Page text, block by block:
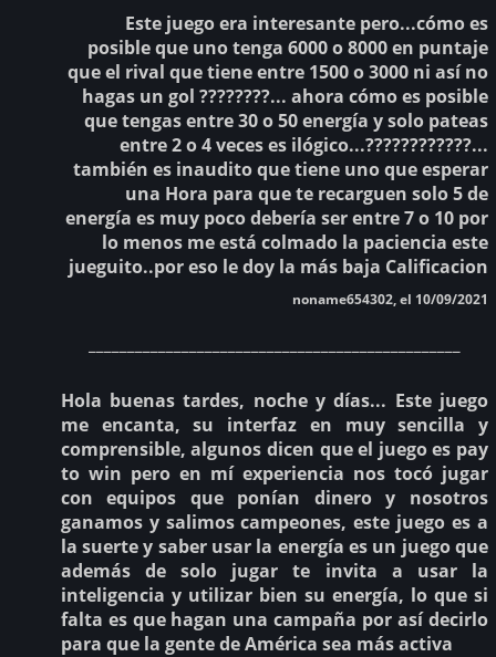
Este juego era interesante pero...cómo es
posible que uno tenga 6000 o 8000 en puntaje
que el rival que tiene entre 1500 o 3000 ni así no
hagas un gol ????????... ahora cómo es posible
que tengas entre 30 o 50 energía y solo pateas
entre 2 o 4 veces es ilógico...????????????...
también es inaudito que tiene uno que esperar
una Hora para que te recarguen solo 5 de
energía es muy poco debería ser entre 7 o 10 por
lo menos me está colmado la paciencia este
jueguito..por eso le doy la más baja Calificacion
noname654302, el 10/09/2021
Hola buenas tardes, noche y días... Este juego
me encanta, su interfaz en muy sencilla y
comprensible, algunos dicen que el juego es pay
to win pero en mí experiencia nos tocó jugar
con equipos que ponían dinero y nosotros
ganamos y salimos campeones, este juego es a
la suerte y saber usar la energía es un juego que
además de solo jugar te invita a usar la
inteligencia y utilizar bien su energía, lo que si
falta es que hagan una campaña por así decirlo
para que la gente de América sea más activa